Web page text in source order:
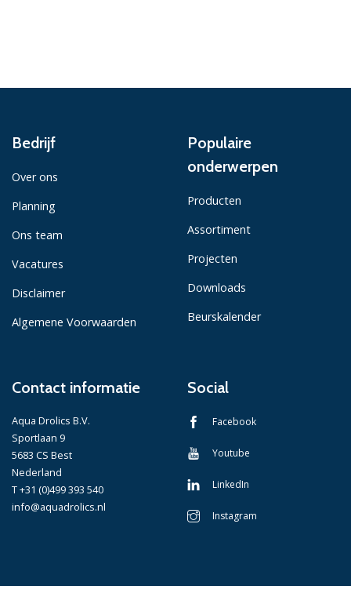
Bedrijf
Over ons
Planning
Ons team
Vacatures
Disclaimer
Algemene Voorwaarden
Populaire
onderwerpen
Producten
Assortiment
Projecten
Downloads
Beurskalender
Contact informatie
Aqua Drolics B.V.
Sportlaan 9
5683 CS Best
Nederland
T +31 (0)499 393 540
info@aquadrolics.nl
Social
Facebook
Youtube
LinkedIn
Instagram